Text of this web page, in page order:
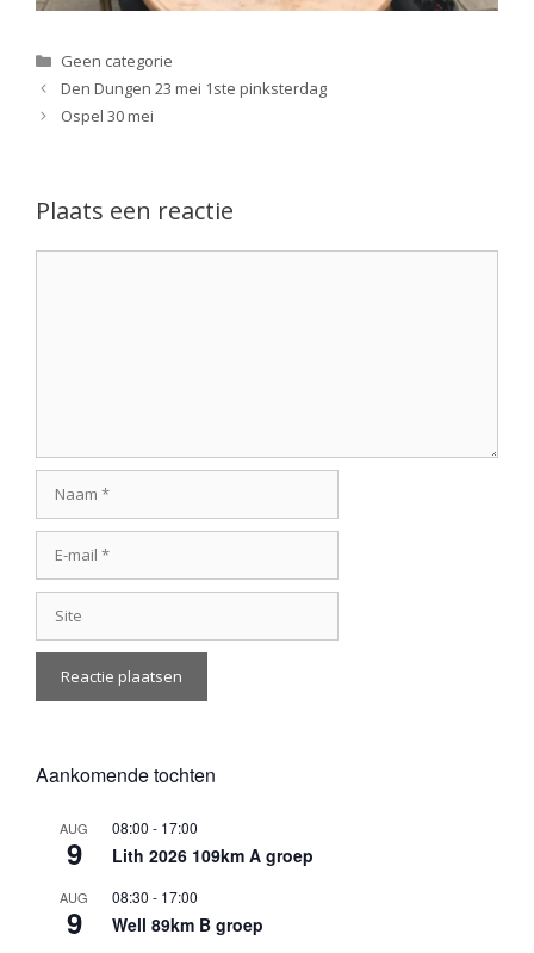
Categorieën
Geen categorie
Den Dungen 23 mei 1ste pinksterdag
Ospel 30 mei
Plaats een reactie
mail
Aankomende tochten
AUG
9
08:00 - 17:00
Lith 2026 109km A groep
AUG
9
08:30 - 17:00
Well 89km B groep